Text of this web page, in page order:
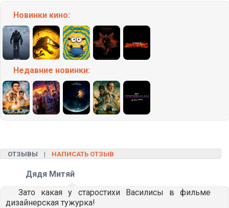
Новинки кино:
Недавние новинки:
ОТЗЫВЫ | НАПИСАТЬ ОТЗЫВ
Дядя Митяй
Зато какая у старостихи Василисы в фильме
дизайнерская тужурка!